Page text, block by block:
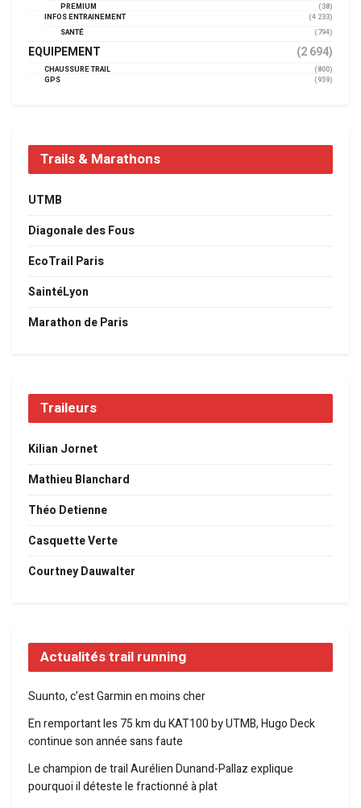
PREMIUM
(38)
INFOS ENTRAINEMENT
(4 233)
SANTÉ
(794)
EQUIPEMENT (2 694)
CHAUSSURE TRAIL
(800)
GPS
(959)
Trails & Marathons
UTMB
Diagonale des Fous
EcoTrail Paris
SaintéLyon
Marathon de Paris
Traileurs
Kilian Jornet
Mathieu Blanchard
Théo Detienne
Casquette Verte
Courtney Dauwalter
Actualités trail running
Suunto, c’est Garmin en moins cher
En remportant les 75 km du KAT100 by UTMB, Hugo Deck
continue son année sans faute
Le champion de trail Aurélien Dunand-Pallaz explique
pourquoi il déteste le fractionné à plat